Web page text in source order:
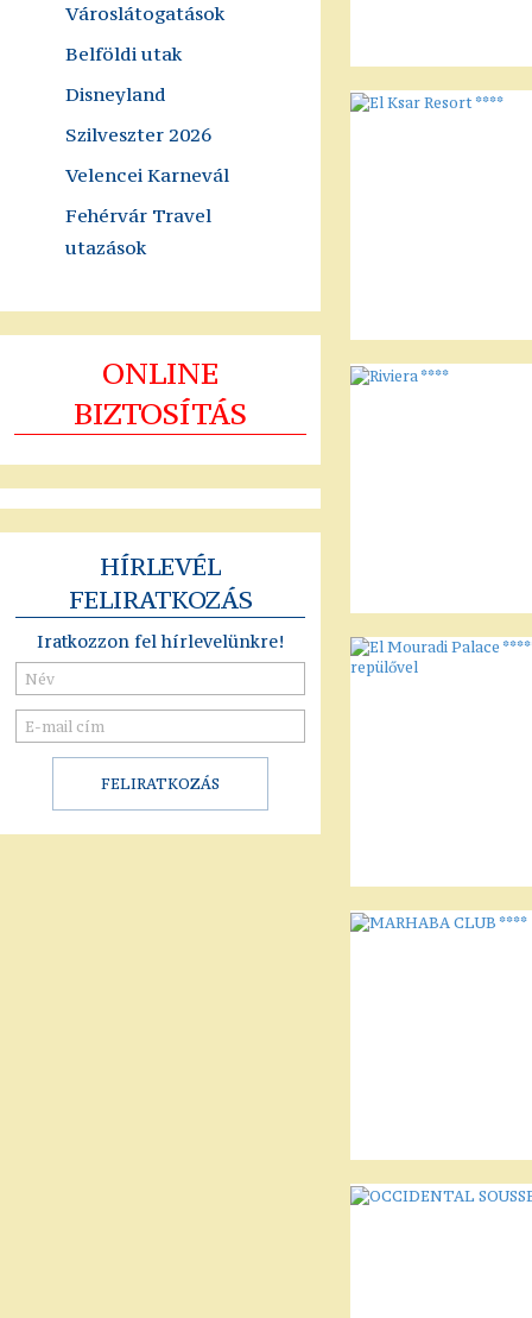
Városlátogatások
Belföldi utak
Disneyland
Szilveszter 2026
Velencei Karnevál
Fehérvár Travel
utazások
ONLINE
BIZTOSÍTÁS
HÍRLEVÉL
FELIRATKOZÁS
Iratkozzon fel hírlevelünkre!